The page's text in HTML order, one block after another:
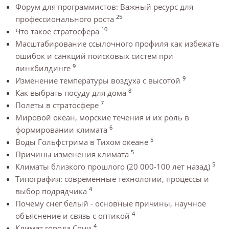
Форум для программистов: Важный ресурс для
профессионального роста 25
Что такое стратосфера 10
Масштабирование ссылочного профиля как избежать
ошибок и санкций поисковых систем при
линкбилдинге 9
Изменение температуры воздуха с высотой 9
Как выбрать посуду для дома 8
Полеты в стратосфере 7
Мировой океан, морские течения и их роль в
формировании климата 6
Воды Гольфстрима в Тихом океане 5
Причины изменения климата 5
Климаты близкого прошлого (20 000-100 лет назад) 5
Типография: современные технологии, процессы и
выбор подрядчика 4
Почему снег белый - основные причины, научное
объяснение и связь с оптикой 4
4